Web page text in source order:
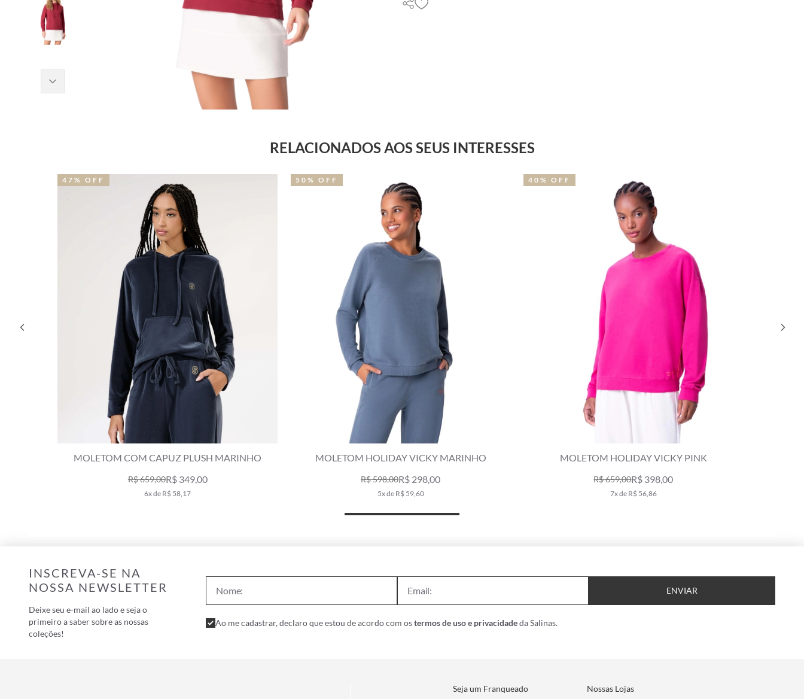
RELACIONADOS AOS SEUS INTERESSES
MOLETOM COM CAPUZ PLUSH MARINHO
R$ 659,00R$ 349,00
6x de R$ 58,17
47% OFF
MOLETOM HOLIDAY VICKY MARINHO
R$ 598,00R$ 298,00
5x de R$ 59,60
50% OFF
MOLETOM HOLIDAY VICKY PINK
R$ 659,00R$ 398,00
7x de R$ 56,86
40% OFF
INSCREVA-SE NA
NOSSA NEWSLETTER
Deixe seu e-mail ao lado e seja o
primeiro a saber sobre as nossas
coleções!
ENVIAR
Ao me cadastrar, declaro que estou de acordo com ostermos de uso e privacidadeda Salinas.
Seja um Franqueado Nossas Lojas